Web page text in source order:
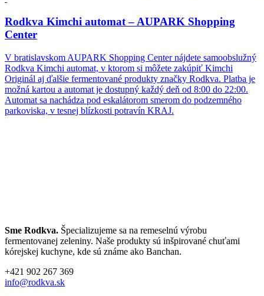
Rodkva Kimchi automat – AUPARK Shopping
Center
V bratislavskom AUPARK Shopping Center nájdete samoobslužný
Rodkva Kimchi automat, v ktorom si môžete zakúpiť Kimchi
Originál aj ďalšie fermentované produkty značky Rodkva. Platba je
možná kartou a automat je dostupný každý deň od 8:00 do 22:00.
Automat sa nachádza pod eskalátorom smerom do podzemného
parkoviska, v tesnej blízkosti potravín KRAJ.
Sme Rodkva. Špecializujeme sa na remeselnú výrobu
fermentovanej zeleniny. Naše produkty sú inšpirované chuťami
kórejskej kuchyne, kde sú známe ako Banchan.
+421 902 267 369
info@rodkva.sk